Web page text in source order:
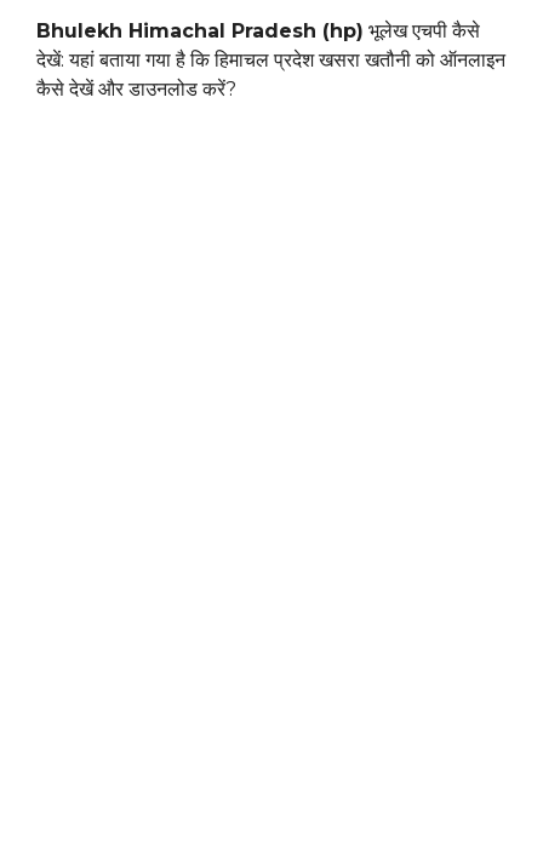
Bhulekh Himachal Pradesh (hp) भूलेख एचपी कैसे
देखें: यहां बताया गया है कि हिमाचल प्रदेश खसरा खतौनी को ऑनलाइन
कैसे देखें और डाउनलोड करें?